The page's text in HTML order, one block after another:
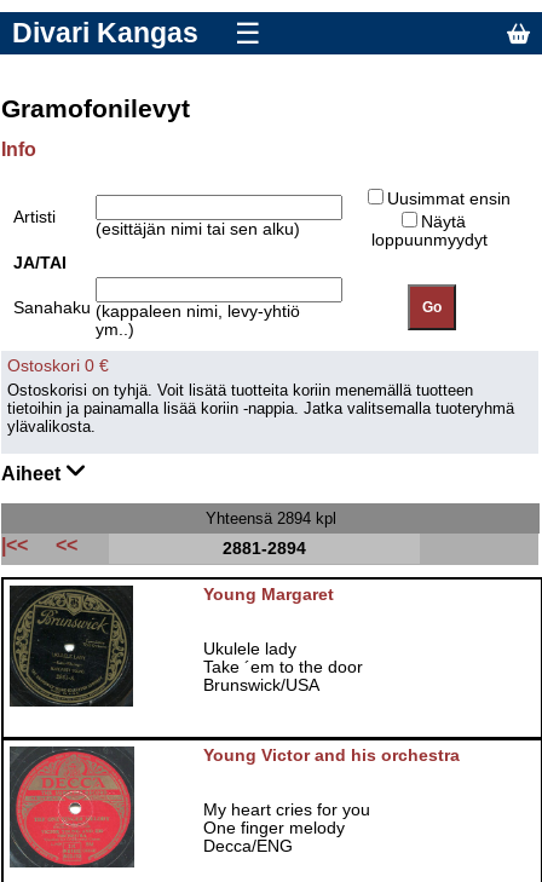
Divari Kangas ☰
Gramofonilevyt
Info
Artisti
(esittäjän nimi tai sen alku)
Uusimmat ensin
Näytä
loppuunmyydyt
JA/TAI
Sanahaku (kappaleen nimi, levy-yhtiö
ym..)
Ostoskori 0 €
Ostoskorisi on tyhjä. Voit lisätä tuotteita koriin menemällä tuotteen
tietoihin ja painamalla lisää koriin -nappia. Jatka valitsemalla tuoteryhmä
ylävalikosta.
Aiheet
Yhteensä 2894 kpl
|<< << 2881-2894
Young Margaret
Ukulele lady
Take ´em to the door
Brunswick/USA
Young Victor and his orchestra
My heart cries for you
One finger melody
Decca/ENG